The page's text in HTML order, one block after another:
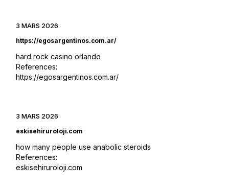
3 MARS 2026
https://egosargentinos.com.ar/
hard rock casino orlando
References:
https://egosargentinos.com.ar/
3 MARS 2026
eskisehiruroloji.com
how many people use anabolic steroids
References:
eskisehiruroloji.com